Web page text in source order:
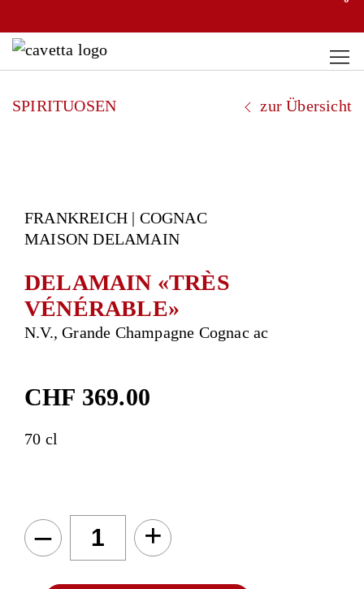
SPIRITUOSEN zur Übersicht
FRANKREICH | COGNAC
MAISON DELAMAIN
DELAMAIN «TRÈS
VÉNÉRABLE»
N.V., Grande Champagne Cognac ac
CHF 369.00
70 cl
– +